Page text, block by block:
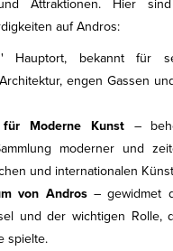
und Attraktionen. Hier
auf Andros:
Hauptort, bekannt für
engen Gassen
Moderne Kunst–
moderner und
und internationalen
von Andros– gewidmet
und der wichtigen Rolle,
spielte.